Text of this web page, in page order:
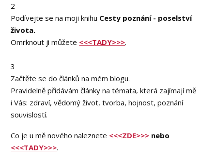
2
Podívejte se na moji knihu Cesty poznání - poselství
života.
Omrknout ji můžete <<<TADY>>>.
3
Začtěte se do článků na mém blogu.
Pravidelně přidávám články na témata, která zajímají mě
i Vás: zdraví, vědomý život, tvorba, hojnost, poznání
souvislostí.
Co je u mě nového naleznete <<<ZDE>>> nebo
<<<TADY>>>.